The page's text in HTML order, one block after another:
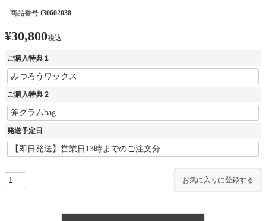
商品番号 f30602038
¥30,800税込
ご購入特典１
ご購入特典２
発送予定日
お気に入りに登録する